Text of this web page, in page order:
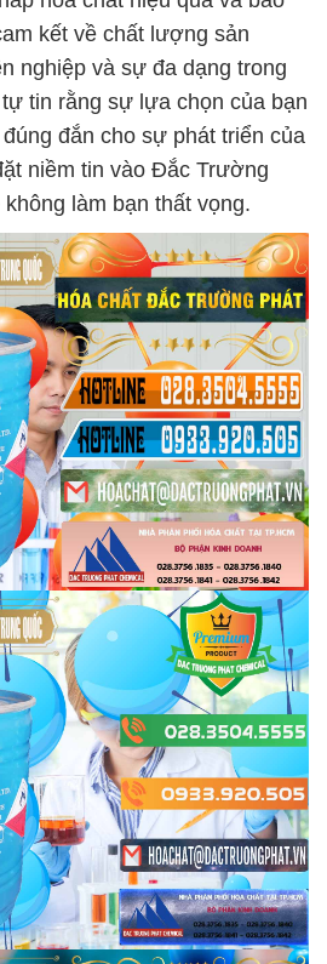
kết về chất lượng sản
nghiệp và sự đa dạng trong
tin rằng sự lựa chọn của bạn
đắn cho sự phát triển của
niềm tin vào Đắc Trường
làm bạn thất vọng.